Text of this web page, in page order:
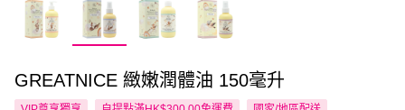
GREATNICE 緻嫩潤體油 150毫升